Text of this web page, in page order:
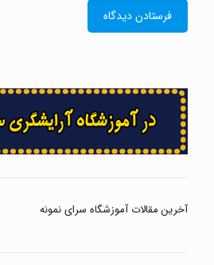
آخرین مقالات آموزشگاه سرای نمونه